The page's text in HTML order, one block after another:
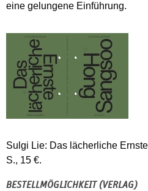
eine gelungene Einführung.
Sulgi Lie: Das lächerliche
S., 15 €.
BESTELLMÖGLICHKEIT (VERLAG)